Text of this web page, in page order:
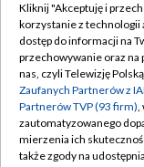
Abonament TVP
Emisja w TVP
Centrum
Naziemna
Kliknij "Akceptuję i
korzystanie z technologii
dostęp do informacji na
przechowywanie oraz na
nas, czyli Telewizję
Zaufanych Partnerów z
Partnerów TVP (93 firm),
zautomatyzowanego
mierzenia ich
także zgody na